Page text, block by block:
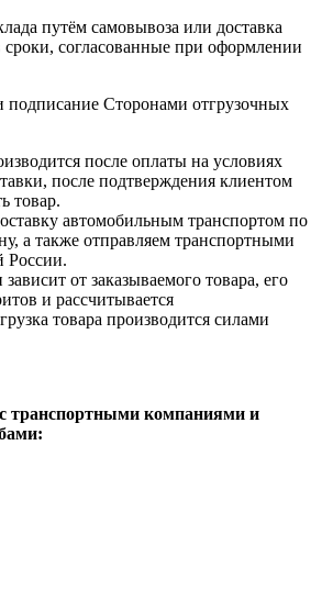
путём самовывоза или доставка
согласованные при оформлении
Сторонами отгрузочных
после оплаты на условиях
после подтверждения клиентом
товар.
автомобильным транспортом по
а также отправляем транспортными
России.
от заказываемого товара, его
и рассчитывается
товара производится силами
транспортными компаниями и